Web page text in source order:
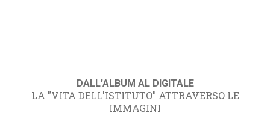
DALL'ALBUM AL DIGITALE
LA "VITA DELL'ISTITUTO" ATTRAVERSO LE
IMMAGINI